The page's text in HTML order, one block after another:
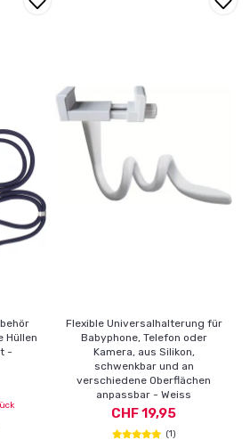
Hüllen
-
Flexible Universalhalterung für
Babyphone, Telefon oder
Kamera, aus Silikon,
schwenkbar und an
verschiedene Oberflächen
anpassbar - Weiss
CHF 19,95
(1)